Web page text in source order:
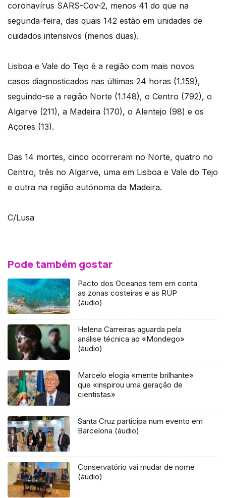
coronavírus SARS-Cov-2, menos 41 do que na
segunda-feira, das quais 142 estão em unidades de
cuidados intensivos (menos duas).
Lisboa e Vale do Tejo é a região com mais novos
casos diagnosticados nas últimas 24 horas (1.159),
seguindo-se a região Norte (1.148), o Centro (792), o
Algarve (211), a Madeira (170), o Alentejo (98) e os
Açores (13).
Das 14 mortes, cinco ocorreram no Norte, quatro no
Centro, três no Algarve, uma em Lisboa e Vale do Tejo
e outra na região autónoma da Madeira.
C/Lusa
Pode também gostar
Pacto dos Oceanos tem em conta
as zonas costeiras e as RUP
(áudio)
Helena Carreiras aguarda pela
análise técnica ao «Mondego»
(áudio)
Marcelo elogia «mente brilhante»
que «inspirou uma geração de
cientistas»
Santa Cruz participa num evento em
Barcelona (áudio)
Conservatório vai mudar de nome
(áudio)